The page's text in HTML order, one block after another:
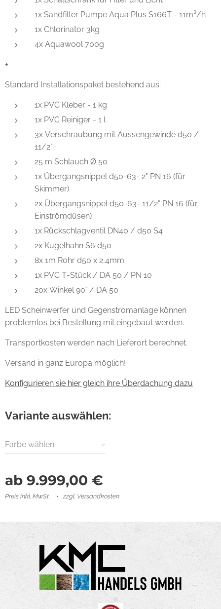
1x Sandfilter Pumpe Aqua Plus S166T - 11m³/h
1x Chlorinator 3kg
4x Aquawool 700g
+
Standard Installationspaket bestehend aus:
1x PVC Kleber - 1 kg
1x PVC Reiniger - 1 l
3x Verschraubung mit Aussengewinde d50 /
11/2"
25 m Schlauch Ø 50
1x Übergangsnippel d50-63- 2" PN 16 (für
Skimmer)
2x Übergangsnippel d50-63- 11/2" PN 16 (für
Einströmdüsen)
1x Rückschlagventil DN40 / d50 S4
2x Kugelhahn S6 d50
8x 1m Rohr d50 x 2,4mm
1x PVC T-Stück / DA 50 / PN 10
20x Winkel 90° / DA 50
LED Scheinwerfer und Gegenstromanlage können
problemlos bei Bestellung mit eingebaut werden.
Transportkosten werden nach Lieferort berechnet.
Versand in ganz Europa möglich!
Konfigurieren sie hier gleich ihre Überdachung dazu
Variante auswählen:
Farbe wählen
ab 9.999,00 €
Preis inkl. MwSt. zzgl. Versandkosten